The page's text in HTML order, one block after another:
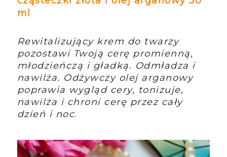
ml
Rewitalizujący krem do twarzy
pozostawi Twoją cerę promienną,
młodzieńczą i gładką. Odmładza i
nawilża. Odżywczy olej arganowy
poprawia wygląd cery, tonizuje,
nawilża i chroni cerę przez cały
dzień i noc.